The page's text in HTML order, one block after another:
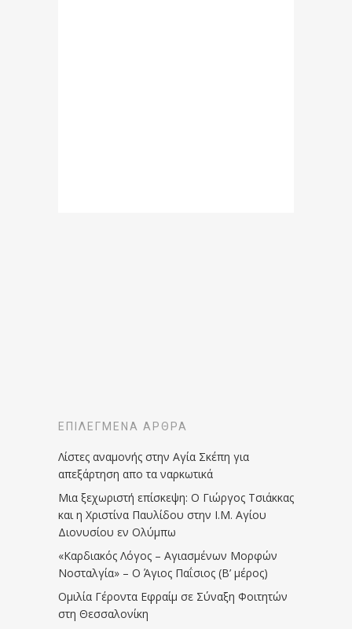
ΕΠΙΛΕΓΜΈΝΑ ΆΡΘΡΑ
Λίστες αναμονής στην Αγία Σκέπη για
απεξάρτηση απο τα ναρκωτικά
Μια ξεχωριστή επίσκεψη: Ο Γιώργος Τσιάκκας
και η Χριστίνα Παυλίδου στην Ι.Μ. Αγίου
Διονυσίου εν Ολύμπω
«Καρδιακός Λόγος – Αγιασμένων Μορφών
Νοσταλγία» – Ο Άγιος Παΐσιος (Β’ μέρος)
Ομιλία Γέροντα Εφραίμ σε Σύναξη Φοιτητών
στη Θεσσαλονίκη